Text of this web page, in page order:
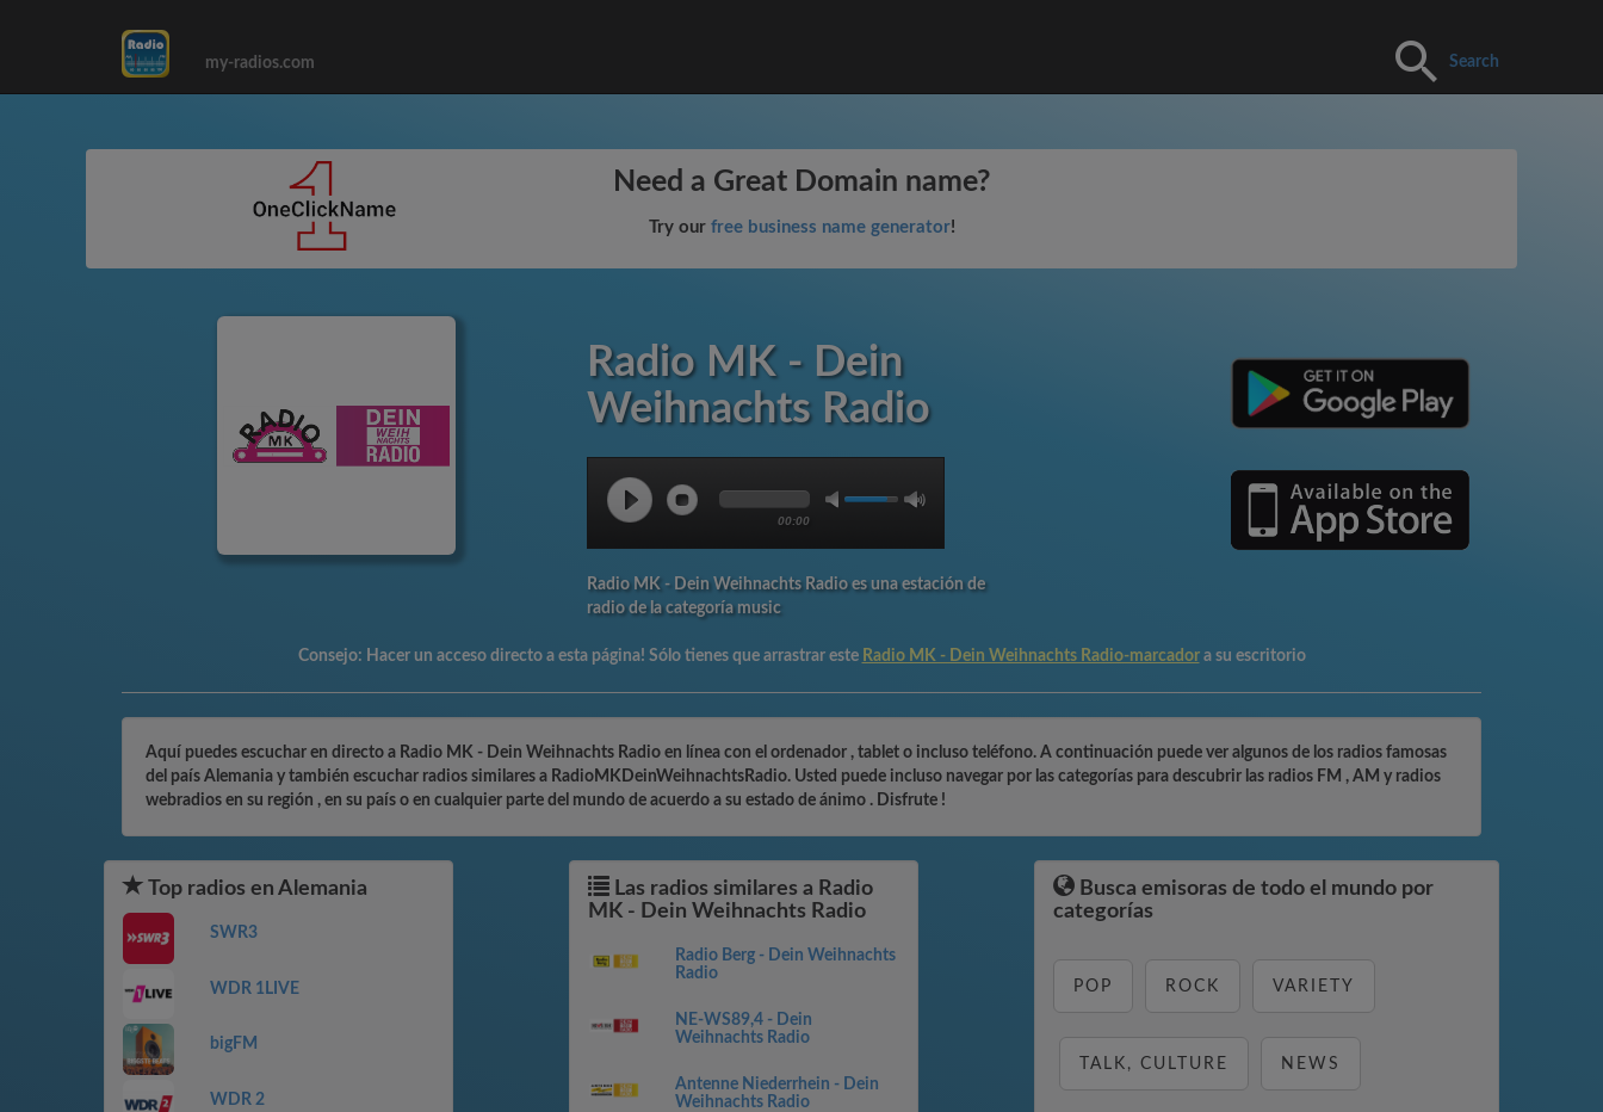
my-radios.com Search
Need a Great Domain name?
Try our free business name generator!
Radio MK - Dein
Weihnachts Radio
00:00
Radio MK - Dein Weihnachts Radio es una estación de
radio de la categoría music
Consejo: Hacer un acceso directo a esta página! Sólo tienes que arrastrar este Radio MK - Dein Weihnachts Radio-marcador a su escritorio
Aquí puedes escuchar en directo a Radio MK - Dein Weihnachts Radio en línea con el ordenador , tablet o incluso teléfono. A continuación puede ver algunos de los radios famosas
del país Alemania y también escuchar radios similares a RadioMKDeinWeihnachtsRadio. Usted puede incluso navegar por las categorías para descubrir las radios FM , AM y radios
webradios en su región , en su país o en cualquier parte del mundo de acuerdo a su estado de ánimo . Disfrute !
Top radios en Alemania
SWR3
WDR 1LIVE
bigFM
WDR 2
Las radios similares a Radio
MK - Dein Weihnachts Radio
Radio Berg - Dein Weihnachts
Radio
NE-WS89,4 - Dein
Weihnachts Radio
Antenne Niederrhein - Dein
Weihnachts Radio
Busca emisoras de todo el mundo por
categorías
POP ROCK VARIETY
TALK, CULTURE NEWS